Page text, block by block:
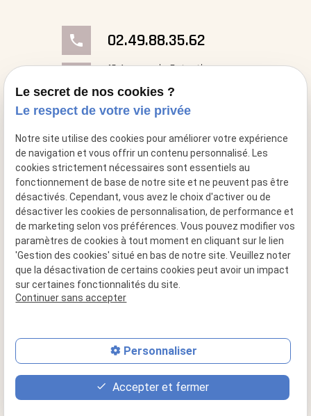
phone 02.49.88.35.62
18 Avenue du Cotentin
50000 Saint-Georges- Montcocq
mail contact@cheminee-artflam.fr
Siret : 49517956600015
Mentions légales
Politique de confidentialité
Gestion des cookies
Le secret de nos cookies ?
Le respect de votre vie privée
Notre site utilise des cookies pour améliorer votre expérience
de navigation et vous offrir un contenu personnalisé. Les
cookies strictement nécessaires sont essentiels au
fonctionnement de base de notre site et ne peuvent pas être
désactivés. Cependant, vous avez le choix d'activer ou de
désactiver les cookies de personnalisation, de performance et
de marketing selon vos préférences. Vous pouvez modifier vos
paramètres de cookies à tout moment en cliquant sur le lien
'Gestion des cookies' situé en bas de notre site. Veuillez noter
que la désactivation de certains cookies peut avoir un impact
sur certaines fonctionnalités du site.
Continuer sans accepter
Personnaliser
Accepter et fermer